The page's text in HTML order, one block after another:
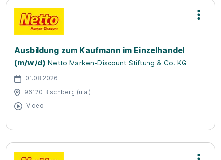
Ausbildung zum Kaufmann im Einzelhandel
(m/w/d) Netto Marken-Discount Stiftung & Co. KG
01.08.2026
96120 Bischberg (u.a.)
Video